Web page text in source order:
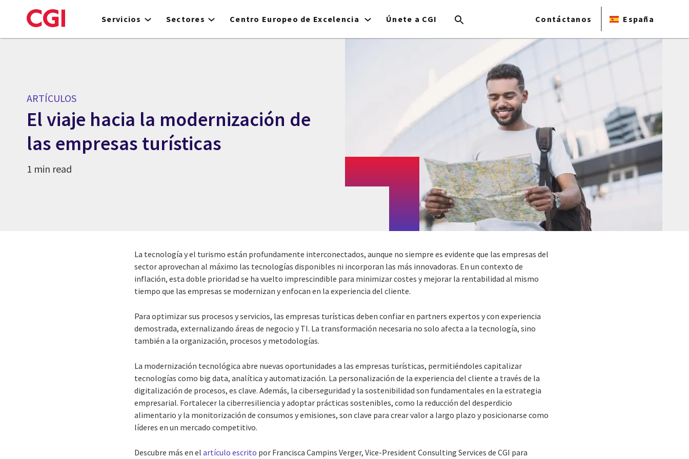
to
Servicios Sectores Centro Europeo de Excelencia Únete a CGI Contáctanos España
ARTÍCULOS
El viaje hacia la modernización de
las empresas turísticas
1 min read
La tecnología y el turismo están profundamente interconectados, aunque no siempre es evidente que las empresas del
sector aprovechan al máximo las tecnologías disponibles ni incorporan las más innovadoras. En un contexto de
inflación, esta doble prioridad se ha vuelto imprescindible para minimizar costes y mejorar la rentabilidad al mismo
tiempo que las empresas se modernizan y enfocan en la experiencia del cliente.
Para optimizar sus procesos y servicios, las empresas turísticas deben confiar en partners expertos y con experiencia
demostrada, externalizando áreas de negocio y TI. La transformación necesaria no solo afecta a la tecnología, sino
también a la organización, procesos y metodologías.
La modernización tecnológica abre nuevas oportunidades a las empresas turísticas, permitiéndoles capitalizar
tecnologías como big data, analítica y automatización. La personalización de la experiencia del cliente a través de la
digitalización de procesos, es clave. Además, la ciberseguridad y la sostenibilidad son fundamentales en la estrategia
empresarial. Fortalecer la ciberresiliencia y adoptar prácticas sostenibles, como la reducción del desperdicio
alimentario y la monitorización de consumos y emisiones, son clave para crear valor a largo plazo y posicionarse como
líderes en un mercado competitivo.
Descubre más en elartículo escrito por Francisca Campins Verger, Vice-President Consulting Services de CGI para